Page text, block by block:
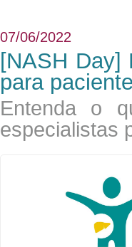
07/06/2022
[NASH Day]
para
Entenda o
especialistas